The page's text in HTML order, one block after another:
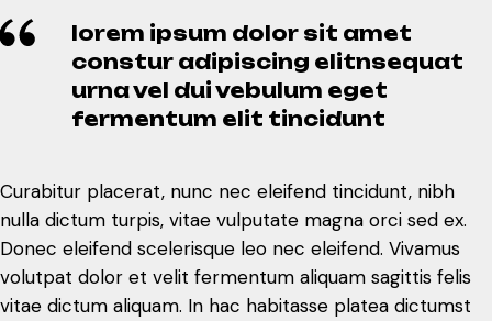
lorem ipsum dolor sit amet
constur adipiscing elitnsequat
urna vel dui vebulum eget
fermentum elit tincidunt
Curabitur placerat, nunc nec eleifend tincidunt, nibh
nulla dictum turpis, vitae vulputate magna orci sed ex.
Donec eleifend scelerisque leo nec eleifend. Vivamus
volutpat dolor et velit fermentum aliquam sagittis felis
vitae dictum aliquam. In hac habitasse platea dictumst